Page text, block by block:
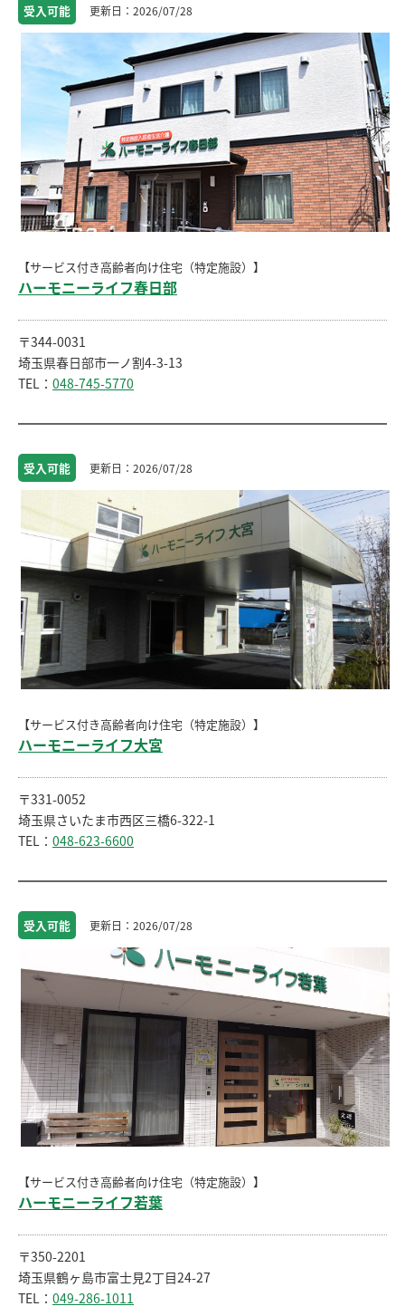
受入可能 2026/07/28
【サービス付き高齢者向け住宅（特定施設）】
ハーモニーライフ春日部
〒344-0031
埼玉県春日部市一ノ割4-3-13
TEL： 048-745-5770
受入可能 2026/07/28
【サービス付き高齢者向け住宅（特定施設）】
ハーモニーライフ大宮
〒331-0052
埼玉県さいたま市西区三橋6-322-1
TEL： 048-623-6600
受入可能 2026/07/28
【サービス付き高齢者向け住宅（特定施設）】
ハーモニーライフ若葉
〒350-2201
埼玉県鶴ヶ島市富士見2丁目24-27
TEL： 049-286-1011